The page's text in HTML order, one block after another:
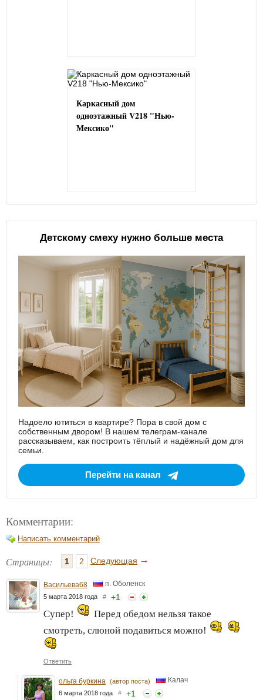
Каркасный дом
одноэтажный V218 "Нью-
Мексико"
Детскому смеху нужно больше места
Надоело ютиться в квартире? Пора в свой дом с
собственным двором! В нашем телеграм-канале
рассказываем, как построить тёплый и надёжный дом для
семьи.
Перейти на канал
Комментарии:
Написать комментарий
Страницы: 1 2 Следующая →
Васильева68 п. Оболенск
5 марта 2018 года # +1
Супер!
Перед обедом нельзя такое
смотреть, слюной подавиться можно!
Ответить
ольга буркина (автор поста) Калач
6 марта 2018 года # +1